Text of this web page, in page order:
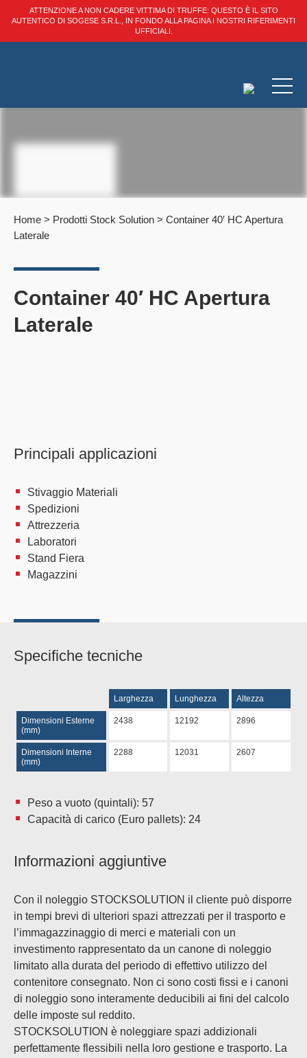
ATTENZIONE A NON CADERE VITTIMA DI TRUFFE: QUESTO È IL SITO
AUTENTICO DI SOGESE S.R.L., IN FONDO ALLA PAGINA I NOSTRI RIFERIMENTI
UFFICIALI.
Home > Prodotti Stock Solution > Container 40′ HC Apertura
Laterale
Container 40′ HC Apertura
Laterale
Principali applicazioni
Stivaggio Materiali
Spedizioni
Attrezzeria
Laboratori
Stand Fiera
Magazzini
Specifiche tecniche
Larghezza Lunghezza Altezza
Dimensioni Esterne
(mm)
2438 12192 2896
Dimensioni Interne
(mm)
2288 12031 2607
Peso a vuoto (quintali): 57
Capacità di carico (Euro pallets): 24
Informazioni aggiuntive
Con il noleggio STOCKSOLUTION il cliente può disporre
in tempi brevi di ulteriori spazi attrezzati per il trasporto e
l’immagazzinaggio di merci e materiali con un
investimento rappresentato da un canone di noleggio
limitato alla durata del periodo di effettivo utilizzo del
contenitore consegnato. Non ci sono costi fissi e i canoni
di noleggio sono interamente deducibili ai fini del calcolo
delle imposte sul reddito.
STOCKSOLUTION è noleggiare spazi addizionali
perfettamente flessibili nella loro gestione e trasporto. La